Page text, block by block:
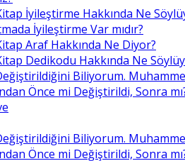
İyileştirme Hakkında Ne
İyileştirme Var mıdır?
Araf Hakkında Ne Diyor?
Dedikodu Hakkında Ne
Biliyorum.
Önce mi Değiştirildi, Sonra
Biliyorum.
Önce mi Değiştirildi, Sonra